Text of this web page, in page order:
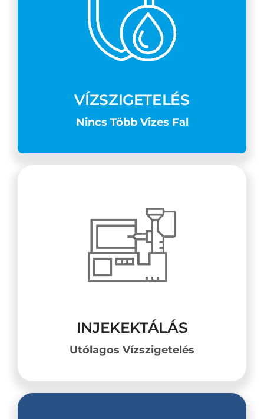
Kapcsolat
Blog
VÍZSZIGETELÉS
Nincs Több Vizes Fal
INJEKEKTÁLÁS
Utólagos Vízszigetelés